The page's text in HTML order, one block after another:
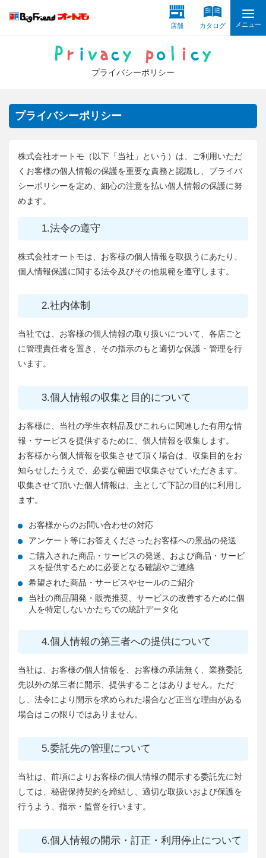
店舗 カタログ メニュー
プライバシーポリシー
プライバシーポリシー
株式会社オートモ（以下「当社」という）は、ご利用いただ
くお客様の個人情報の保護を重要な責務と認識し、プライバ
シーポリシーを定め、細心の注意を払い個人情報の保護に努
めます。
1.法令の遵守
株式会社オートモは、お客様の個人情報を取扱うにあたり、
個人情報保護に関する法令及びその他規範を遵守します。
2.社内体制
当社では、お客様の個人情報の取り扱いについて、各店ごと
に管理責任者を置き、その指示のもと適切な保護・管理を行
います。
3.個人情報の収集と目的について
お客様に、当社の学生衣料品及びこれらに関連した有用な情
報・サービスを提供するために、個人情報を収集します。
お客様から個人情報を収集させて頂く場合は、収集目的をお
知らせしたうえで、必要な範囲で収集させていただきます。
収集させて頂いた個人情報は、主として下記の目的に利用し
ます。
お客様からのお問い合わせの対応
アンケート等にお答えくださったお客様への景品の発送
ご購入された商品・サービスの発送、および商品・サービ
スを提供するために必要となる確認やご連絡
希望された商品・サービスやセールのご紹介
当社の商品開発・販売推奨、サービスの改善するために個
人を特定しないかたちでの統計データ化
4.個人情報の第三者への提供について
当社は、お客様の個人情報を、お客様の承諾無く、業務委託
先以外の第三者に開示、提供することはありません。ただ
し、法令により開示を求められた場合など正当な理由がある
場合はこの限りではありません。
5.委託先の管理について
当社は、前項によりお客様の個人情報の開示する委託先に対
しては、秘密保持契約を締結し、適切な取扱いおよび保護を
行うよう、指示・監督を行います。
6.個人情報の開示・訂正・利用停止について